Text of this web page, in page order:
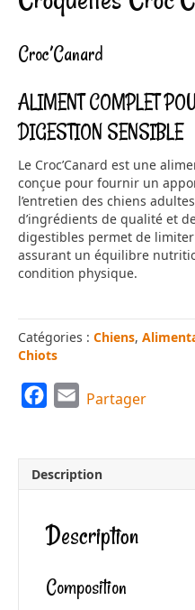
Croc’Canard
ALIMENT COMPLET
DIGESTION SENSIBLE
Le Croc’Canard est une
conçue pour fournir un
l’entretien des chiens
d’ingrédients de qualité et
digestibles permet de
assurant un équilibre
condition physique.
Catégories : Chiens,
Chiots
e
b
o
o
i
l
Partager
Description
Description
Composition